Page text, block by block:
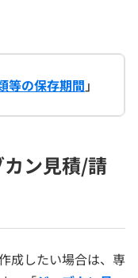
等の保存期間 」
ン見積/請
成したい場合は、専